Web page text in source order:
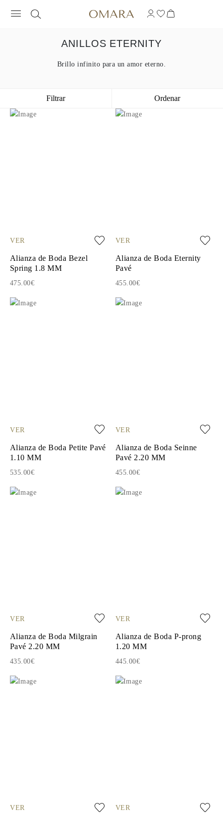
ANILLOS ETERNITY
Brillo infinito para un amor eterno.
Filtrar Ordenar
VER
Alianza de Boda Bezel
Spring 1.8 MM
475.00€
VER
Alianza de Boda Eternity
Pavé
455.00€
VER
Alianza de Boda Petite Pavé
1.10 MM
535.00€
VER
Alianza de Boda Seinne
Pavé 2.20 MM
455.00€
VER
Alianza de Boda Milgrain
Pavé 2.20 MM
435.00€
VER
Alianza de Boda P-prong
1.20 MM
445.00€
VER VER